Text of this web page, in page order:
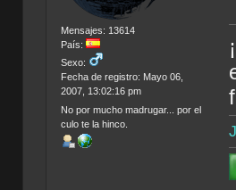
Mensajes: 13614
País:
Sexo:
Fecha de registro: Mayo 06,
2007, 13:02:16 pm
No por mucho madrugar... por el
culo te la hinco.